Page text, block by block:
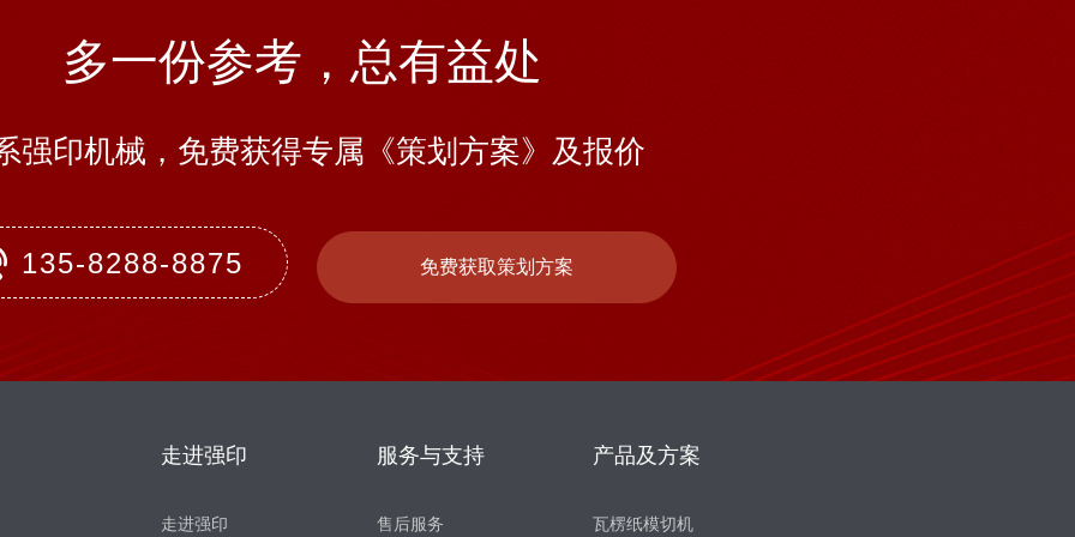
多一份参考，总有益处
强印机械，免费获得专属《策划方案》及报价
135-8288-8875 免费获取策划方案
走进强印
走进强印
服务与支持
售后服务
产品及方案
瓦楞纸模切机